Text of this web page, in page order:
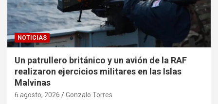
NOTICIAS
Un patrullero británico y un avión de la RAF
realizaron ejercicios militares en las Islas
Malvinas
6 agosto, 2026 Gonzalo Torres